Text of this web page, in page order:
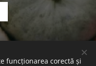
funcționarea corectă și